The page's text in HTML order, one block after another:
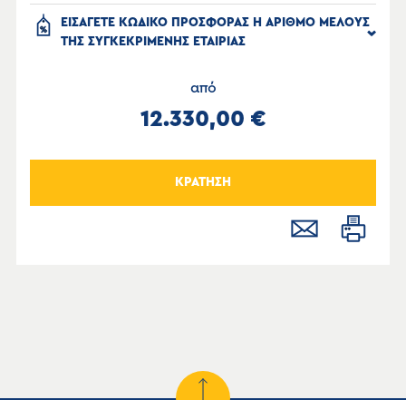
ΕΙΣΑΓΕΤΕ ΚΩΔΙΚΟ ΠΡΟΣΦΟΡΑΣ Η ΑΡΙΘΜΟ ΜΕΛΟΥΣ
ΤΗΣ ΣΥΓΚΕΚΡΙΜΕΝΗΣ ΕΤΑΙΡΙΑΣ
από
12.330,00 €
ΚΡΑΤΗΣΗ